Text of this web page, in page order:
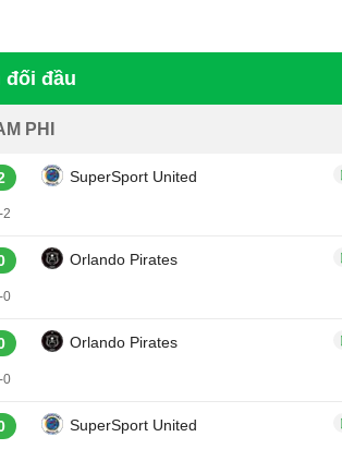
đối đầu
PHI
SuperSport United
2
Orlando Pirates
0
Orlando Pirates
0
SuperSport United